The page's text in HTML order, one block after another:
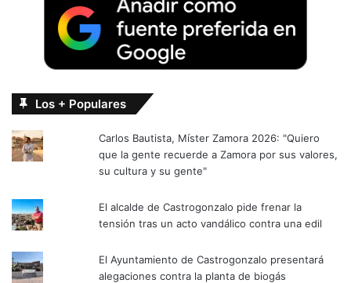
Los + Populares
Carlos Bautista, Míster Zamora 2026: "Quiero
que la gente recuerde a Zamora por sus valores,
su cultura y su gente"
El alcalde de Castrogonzalo pide frenar la
tensión tras un acto vandálico contra una edil
El Ayuntamiento de Castrogonzalo presentará
alegaciones contra la planta de biogás